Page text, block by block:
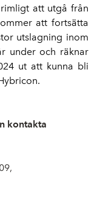
att utgå från
att fortsätta
utslagning inom
under och räknar
ut att kunna bli
kontakta